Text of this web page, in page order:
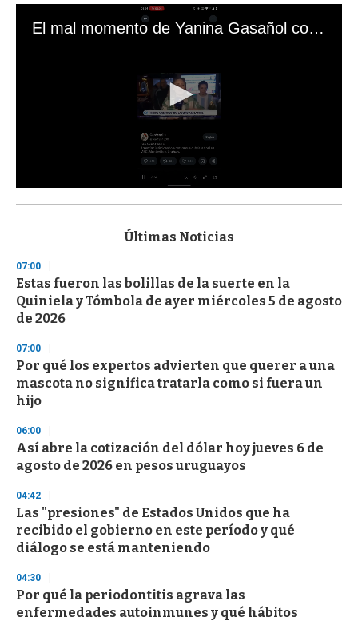
El mal momento de Yanina Gasañol con un hincha argentino en "Subrayado"
s
d
s
o
f
3
s
e
c
o
n
Últimas Noticias
07:00
Estas fueron las bolillas de la suerte en la
Quiniela y Tómbola de ayer miércoles 5 de agosto
de 2026
07:00
Por qué los expertos advierten que querer a una
mascota no significa tratarla como si fuera un
hijo
06:00
Así abre la cotización del dólar hoy jueves 6 de
agosto de 2026 en pesos uruguayos
04:42
Las "presiones" de Estados Unidos que ha
recibido el gobierno en este período y qué
diálogo se está manteniendo
04:30
Por qué la periodontitis agrava las
enfermedades autoinmunes y qué hábitos